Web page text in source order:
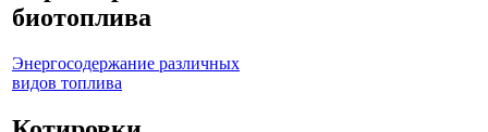
биотоплива
Энергосодержание различных
видов топлива